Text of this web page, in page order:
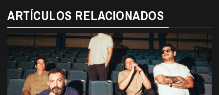
ARTÍCULOS RELACIONADOS